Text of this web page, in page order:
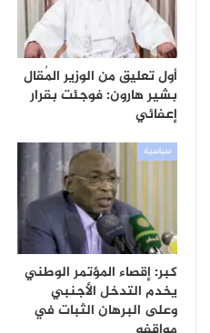
أول تعليق من الوزير المُقال
بشير هارون: فوجئت بقرار
إعفائي
سياسية
كبر: إقصاء المؤتمر الوطني
يخدم التدخل الأجنبي
وعلى البرهان الثبات في